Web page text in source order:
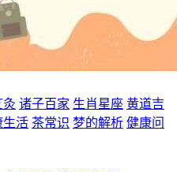
灸 诸子百家 生肖星座 黄道吉
生活 茶常识 梦的解析 健康问